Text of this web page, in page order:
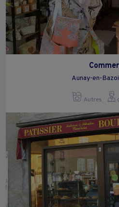
Aunay-en-
Autres